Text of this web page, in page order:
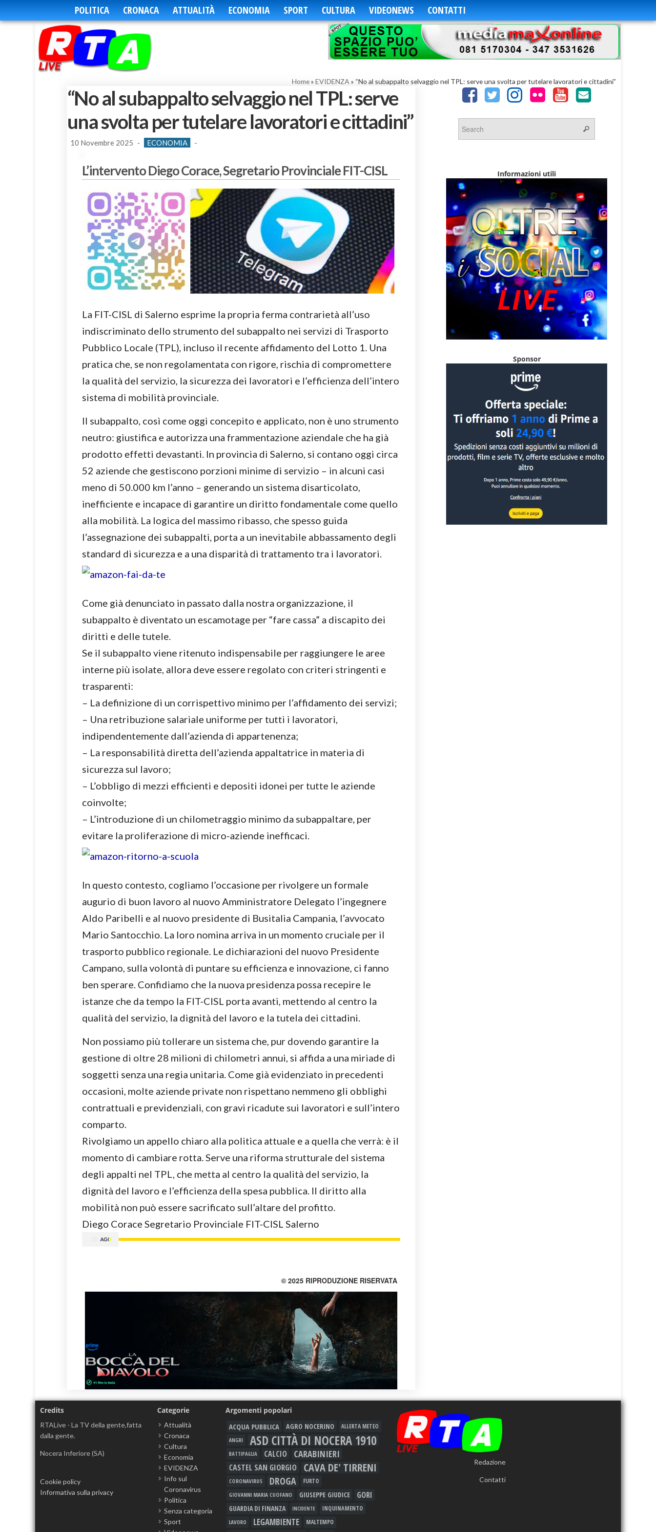
POLITICA CRONACA ATTUALITÀ ECONOMIA SPORT CULTURA VIDEONEWS CONTATTI
Home» EVIDENZA » “No al subappalto selvaggio nel TPL: serve una svolta per tutelare lavoratori e cittadini”
“No al subappalto selvaggio nel TPL: serve
una svolta per tutelare lavoratori e cittadini”
10 Novembre 2025 - ECONOMIA -
L’intervento Diego Corace, Segretario Provinciale FIT-CISL
La FIT-CISL di Salerno esprime la propria ferma contrarietà all’uso
indiscriminato dello strumento del subappalto nei servizi di Trasporto
Pubblico Locale (TPL), incluso il recente affidamento del Lotto 1. Una
pratica che, se non regolamentata con rigore, rischia di compromettere
la qualità del servizio, la sicurezza dei lavoratori e l’efficienza dell’intero
sistema di mobilità provinciale.
Il subappalto, così come oggi concepito e applicato, non è uno strumento
neutro: giustifica e autorizza una frammentazione aziendale che ha già
prodotto effetti devastanti. In provincia di Salerno, si contano oggi circa
52 aziende che gestiscono porzioni minime di servizio – in alcuni casi
meno di 50.000 km l’anno – generando un sistema disarticolato,
inefficiente e incapace di garantire un diritto fondamentale come quello
alla mobilità. La logica del massimo ribasso, che spesso guida
l’assegnazione dei subappalti, porta a un inevitabile abbassamento degli
standard di sicurezza e a una disparità di trattamento tra i lavoratori.
Come già denunciato in passato dalla nostra organizzazione, il
subappalto è diventato un escamotage per “fare cassa” a discapito dei
diritti e delle tutele.
Se il subappalto viene ritenuto indispensabile per raggiungere le aree
interne più isolate, allora deve essere regolato con criteri stringenti e
trasparenti:
– La definizione di un corrispettivo minimo per l’affidamento dei servizi;
– Una retribuzione salariale uniforme per tutti i lavoratori,
indipendentemente dall’azienda di appartenenza;
– La responsabilità diretta dell’azienda appaltatrice in materia di
sicurezza sul lavoro;
– L’obbligo di mezzi efficienti e depositi idonei per tutte le aziende
coinvolte;
– L’introduzione di un chilometraggio minimo da subappaltare, per
evitare la proliferazione di micro-aziende inefficaci.
In questo contesto, cogliamo l’occasione per rivolgere un formale
augurio di buon lavoro al nuovo Amministratore Delegato l’ingegnere
Aldo Paribelli e al nuovo presidente di Busitalia Campania, l’avvocato
Mario Santocchio. La loro nomina arriva in un momento cruciale per il
trasporto pubblico regionale. Le dichiarazioni del nuovo Presidente
Campano, sulla volontà di puntare su efficienza e innovazione, ci fanno
ben sperare. Confidiamo che la nuova presidenza possa recepire le
istanze che da tempo la FIT-CISL porta avanti, mettendo al centro la
qualità del servizio, la dignità del lavoro e la tutela dei cittadini.
Non possiamo più tollerare un sistema che, pur dovendo garantire la
gestione di oltre 28 milioni di chilometri annui, si affida a una miriade di
soggetti senza una regia unitaria. Come già evidenziato in precedenti
occasioni, molte aziende private non rispettano nemmeno gli obblighi
contrattuali e previdenziali, con gravi ricadute sui lavoratori e sull’intero
comparto.
Rivolgiamo un appello chiaro alla politica attuale e a quella che verrà: è il
momento di cambiare rotta. Serve una riforma strutturale del sistema
degli appalti nel TPL, che metta al centro la qualità del servizio, la
dignità del lavoro e l’efficienza della spesa pubblica. Il diritto alla
mobilità non può essere sacrificato sull’altare del profitto.
Diego Corace Segretario Provinciale FIT-CISL Salerno
© 2025 RIPRODUZIONE RISERVATA
Informazioni utili
Sponsor
Credits
RTALive - La TV della gente,fatta
dalla gente.
Nocera Inferiore (SA)
Cookie policy
Informativa sulla privacy
Categorie
Attualità
Cronaca
Cultura
Economia
EVIDENZA
Info sul
Coronavirus
Politica
Senza categoria
Sport
Argomenti popolari
ACQUA PUBBLICA AGRO NOCERINO
ALLERTA METEO
ANGRI
ASD CITTÀ DI NOCERA 1910
BATTIPAGLIA CALCIO CARABINIERI
CASTEL SAN GIORGIO CAVA DE' TIRRENI
CORONAVIRUS DROGA FURTO
GIOVANNI MARIA CUOFANO GIUSEPPE GIUDICE GORI
GUARDIA DI FINANZA INCIDENTE INQUINAMENTO
LAVORO LEGAMBIENTE MALTEMPO
Redazione
Contatti